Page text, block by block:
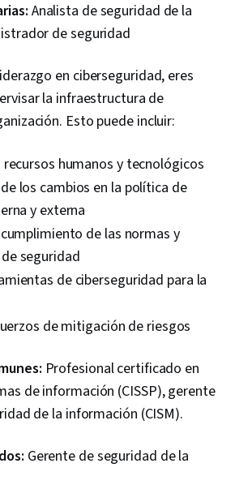
Analista de seguridad de la
de seguridad
en ciberseguridad, eres
la infraestructura de
Esto puede incluir:
humanos y tecnológicos
los cambios en la política de
y externa
de las normas y
seguridad
de ciberseguridad para la
de mitigación de riesgos
Profesional certificado en
de información (CISSP), gerente
de la información (CISM).
Gerente de seguridad de la